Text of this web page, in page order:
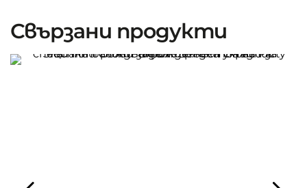
Свързани продукти